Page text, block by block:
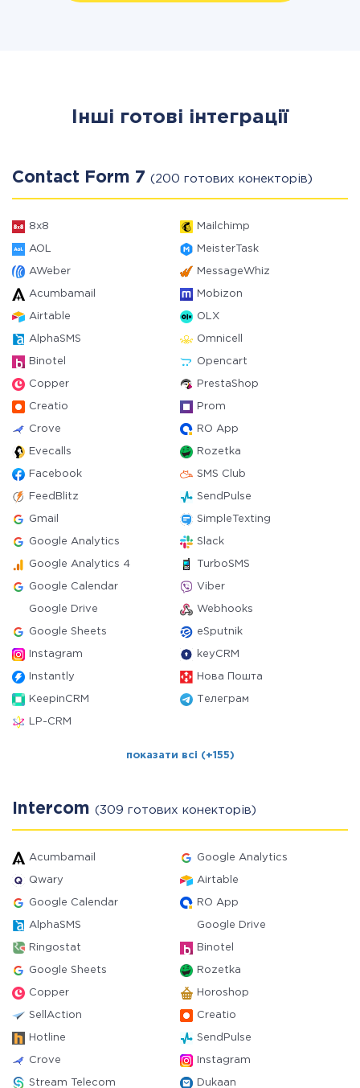
Інші готові інтеграції
Contact Form 7 (200 готових конекторів)
8x8 Mailchimp
AOL MeisterTask
AWeber MessageWhiz
Acumbamail Mobizon
Airtable OLX
AlphaSMS Omnicell
Binotel Opencart
Copper PrestaShop
Creatio Prom
Crove RO App
Evecalls Rozetka
Facebook SMS Club
FeedBlitz SendPulse
Gmail SimpleTexting
Google Analytics Slack
Google Analytics 4 TurboSMS
Google Calendar Viber
Google Drive Webhooks
Google Sheets eSputnik
Instagram keyCRM
Instantly Нова Пошта
KeepinCRM Телеграм
LP-CRM
показати всі (+155)
Intercom (309 готових конекторів)
Acumbamail Google Analytics
Qwary Airtable
Google Calendar RO App
AlphaSMS Google Drive
Ringostat Binotel
Google Sheets Rozetka
Copper Horoshop
SellAction Creatio
Hotline SendPulse
Crove Instagram
Stream Telecom Dukaan